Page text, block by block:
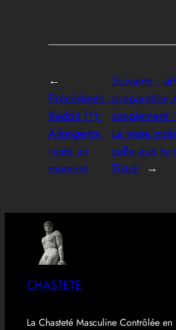
←
Précédente :
Reddit (*):
Allonge-toi,
reste un
moment
Suivante :
simplement
La vraie
celle que tu
Tiktok →
CHASTETE
La Chasteté Masculine Contrôlée